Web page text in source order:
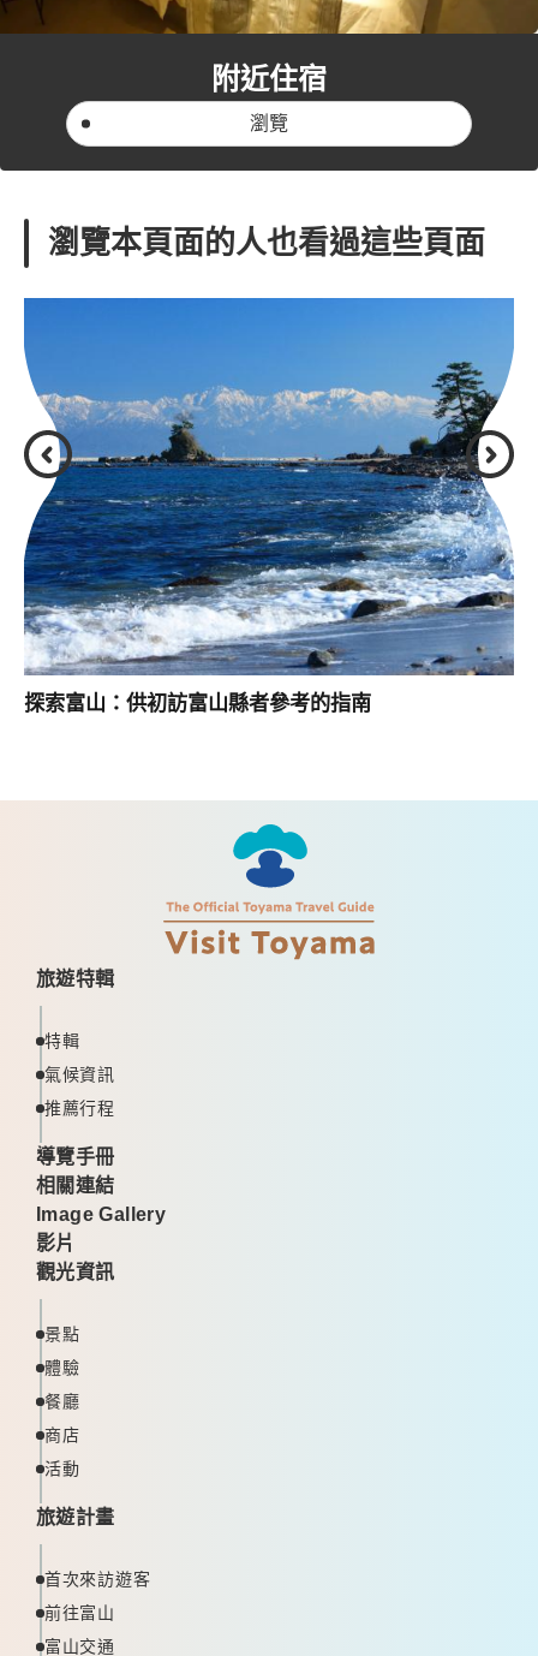
附近住宿
瀏覽
瀏覽本頁面的人也看過這些頁面
探索富山：供初訪富山縣者參考的指南
旅遊特輯
特輯
氣候資訊
推薦行程
導覽手冊
相關連結
Image Gallery
影片
觀光資訊
景點
體驗
餐廳
商店
活動
旅遊計畫
首次來訪遊客
前往富山
富山交通